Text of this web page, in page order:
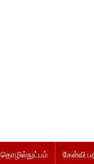
தொழில்நுட்பம் கேள்வி